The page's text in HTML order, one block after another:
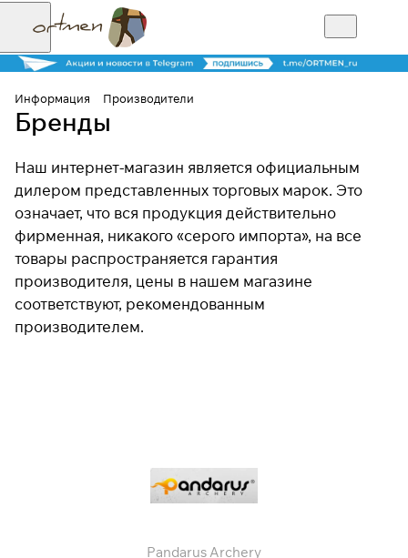
Информация Производители
Бренды
Наш интернет-магазин является официальным
дилером представленных торговых марок. Это
означает, что вся продукция действительно
фирменная, никакого «серого импорта», на все
товары распространяется гарантия
производителя, цены в нашем магазине
соответствуют, рекомендованным
производителем.
Pandarus Archery